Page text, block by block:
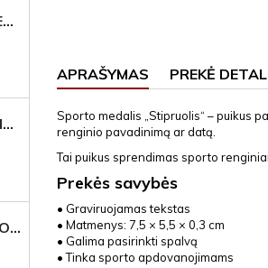
GRAVIRUOTA METALINĖ VIZITINĖ KORTELĖ SU LOGOTIPU – REPREZENTACINĖ VERSLO DOVANA
SPORTO MEDALIS "STIPRUOLIS" SU GRAVIRUOTU TEKSTU
KIŠENINIS VEIDRODĖLIS
APRAŠYMAS PREKĖ
Sporto medalis „Stipruolis“ – puikus
renginio pavadinimą ar datą.
Tai puikus sprendimas sporto
Prekės savybės
• Graviruojamas tekstas
• Matmenys: 7,5 × 5,5 × 0,3 cm
• Galima pasirinkti spalvą
• Tinka sporto apdovanojimams